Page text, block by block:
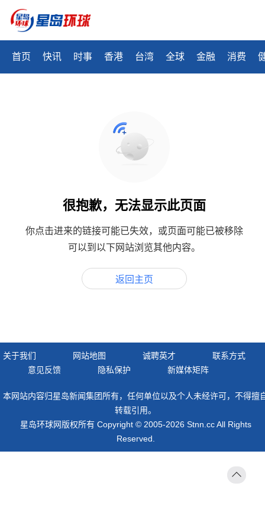
首页 快讯 时事 香港 台湾 全球 金融 消费
很抱歉，无法显示此页面
你点击进来的链接可能已失效，或页面可能已被移除
可以到以下网站浏览其他内容。
返回主页
关于我们 网站地图 诚聘英才
联系方式
意见反馈
隐私保护 新媒体矩阵
本网站内容归星岛新闻集团所有，任何单位以及个人未经许可，不得擅
转载引用。
星岛环球网版权所有 Copyright © 2005-2026 Stnn.cc All Rights
Reserved.